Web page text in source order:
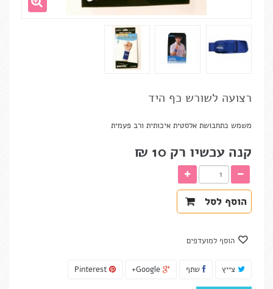
רצועה לשורש כף היד
משמש כתחבושת אלסטית איכותית ורב פעמית
קנה עכשיו רק 10 ₪‎
הוסף לסל
הוסף למועדפים
צייץ שתף